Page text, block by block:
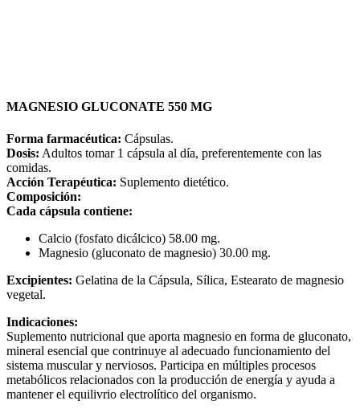
MAGNESIO GLUCONATE 550 MG
Forma farmacéutica: Cápsulas.
Dosis: Adultos tomar 1 cápsula al día, preferentemente con las
comidas.
Acción Terapéutica: Suplemento dietético.
Composición:
Cada cápsula contiene:
Calcio (fosfato dicálcico) 58.00 mg.
Magnesio (gluconato de magnesio) 30.00 mg.
Excipientes: Gelatina de la Cápsula, Sílica, Estearato de magnesio
vegetal.
Indicaciones:
Suplemento nutricional que aporta magnesio en forma de gluconato,
mineral esencial que contrinuye al adecuado funcionamiento del
sistema muscular y nerviosos. Participa en múltiples procesos
metabólicos relacionados con la producción de energía y ayuda a
mantener el equilivrio electrolítico del organismo.